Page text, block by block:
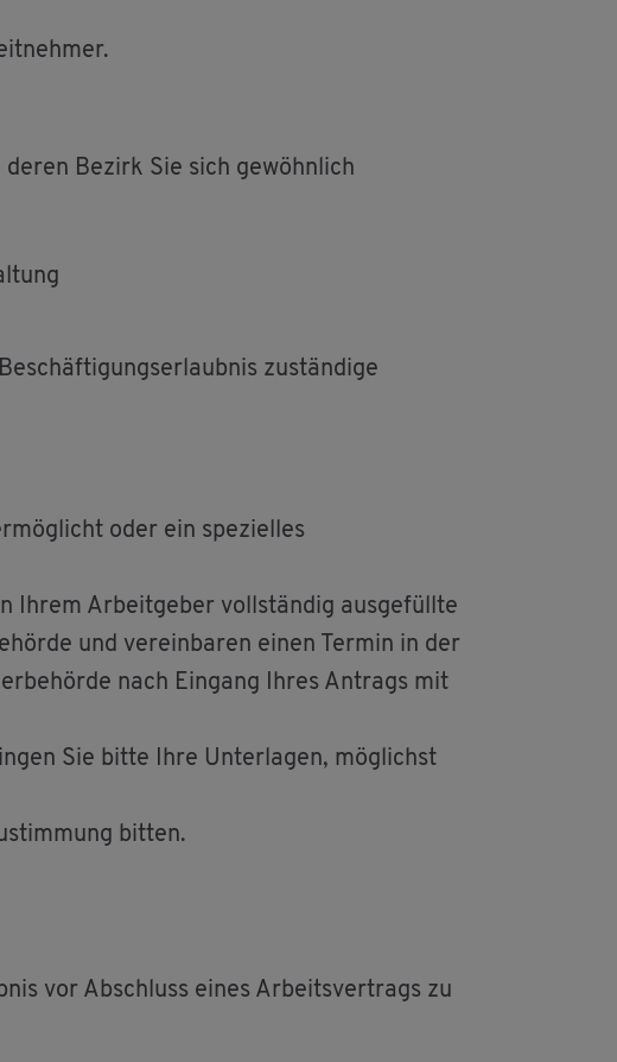
Be­zirk Sie sich ge­wöhn­lich
zu­stän­di­ge
oder ein spe­zi­el­les
Ihrem Ar­beit­ge­ber voll­stän­dig aus­ge­füll­te
und ver­ein­ba­ren einen Ter­min in der
nach Ein­gang Ihres An­trags mit
Sie bitte Ihre Un­ter­la­gen, mög­lichst
bit­ten.
vor Ab­schluss eines Ar­beits­ver­trags zu